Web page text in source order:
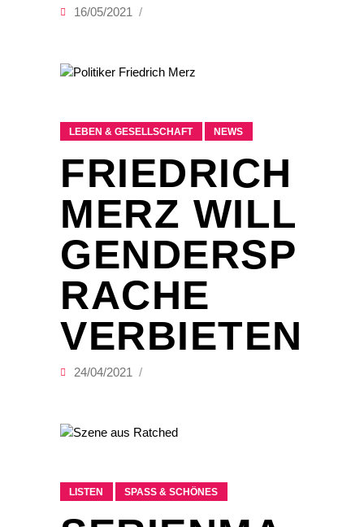
16/05/2021
LEBEN & GESELLSCHAFT NEWS
FRIEDRICH
MERZ WILL
GENDERSP
RACHE
VERBIETEN
24/04/2021
LISTEN SPASS & SCHÖNES